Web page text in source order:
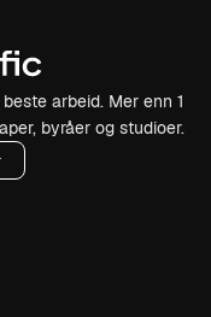
arbeid. Mer enn 1
byråer og studioer.